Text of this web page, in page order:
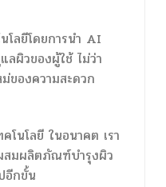
ลยีโดยการนำ AI
ผิวของผู้ใช้ ไม่ว่า
ของความสะดวก
โนโลยี ในอนาคต เรา
สมผลิตภัณฑ์บำรุงผิว
อีกขั้น